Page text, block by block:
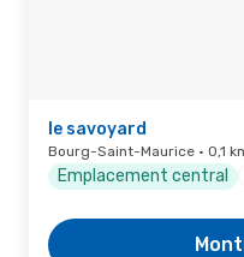
le savoyard
Bourg-Saint-Maurice · 0,1
Emplacement central